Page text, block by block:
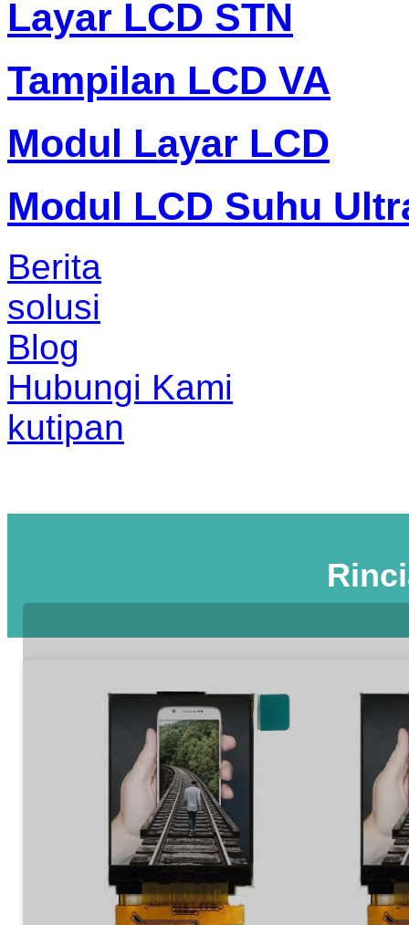
Layar LCD STN
Tampilan LCD VA
Modul Layar LCD
Modul LCD Suhu
Berita
solusi
Blog
Hubungi Kami
kutipan